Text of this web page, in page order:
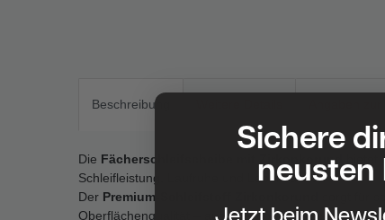
Beschreibung
Die Fächerschleifscheibe mit Zirkonkorund
bietet
Schleifleistung, Laufruhe und Lebensdauer.
Der Premium-Schleifstoff Zirkonkorund
Oberflächenqualität – auch bei hohen
Sichere